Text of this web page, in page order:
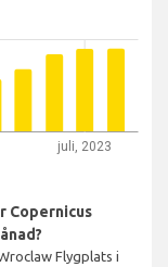
juli, 2023
Copernicus
Flygplats i